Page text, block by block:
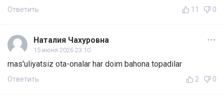
Ответить 11 0
Наталия Чахуровна
15 июня 2026 23:10
mas'uliyatsiz ota-onalar har doim bahona topadilar
Ответить 2 0